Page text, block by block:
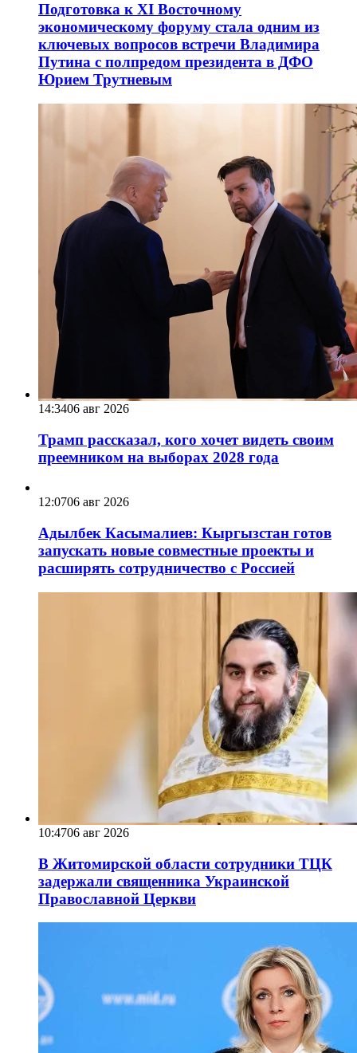
Подготовка к XI Восточному
экономическому форуму стала одним из
ключевых вопросов встречи Владимира
Путина с полпредом президента в ДФО
Юрием Трутневым
14:3406 авг 2026
Трамп рассказал, кого хочет видеть своим
преемником на выборах 2028 года
12:0706 авг 2026
Адылбек Касымалиев: Кыргызстан готов
запускать новые совместные проекты и
расширять сотрудничество с Россией
10:4706 авг 2026
В Житомирской области сотрудники ТЦК
задержали священника Украинской
Православной Церкви